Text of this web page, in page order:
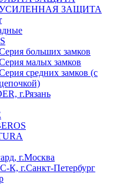
ЗАЩИТА
больших замков
малых замков
средних замков (с
г.Рязань
г.Москва
К, г.Санкт-Петербург